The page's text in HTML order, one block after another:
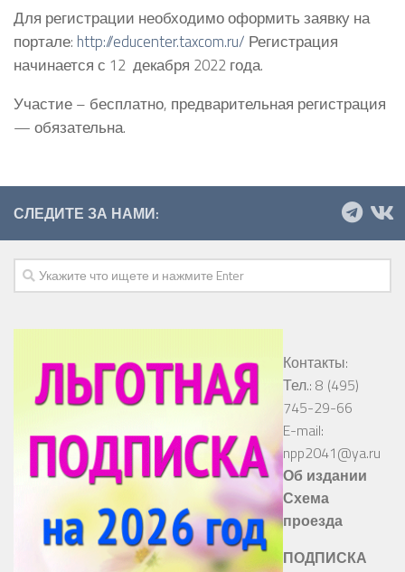
Для регистрации необходимо оформить заявку на
портале: http://educenter.taxcom.ru/ Регистрация
начинается с 12 декабря 2022 года.
Участие – бесплатно, предварительная регистрация
— обязательна.
СЛЕДИТЕ ЗА НАМИ:
Контакты:
Тел.: 8 (495)
745-29-66
E-mail:
npp2041@ya.ru
Об издании
Схема
проезда
ПОДПИСКА